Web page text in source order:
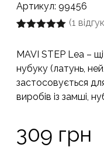
Артикул: 99456
основі
опитування
покупця
(1
MAVI STEP Lea –
нубуку (латунь,
застосовується
виробів із замші,
309 грн